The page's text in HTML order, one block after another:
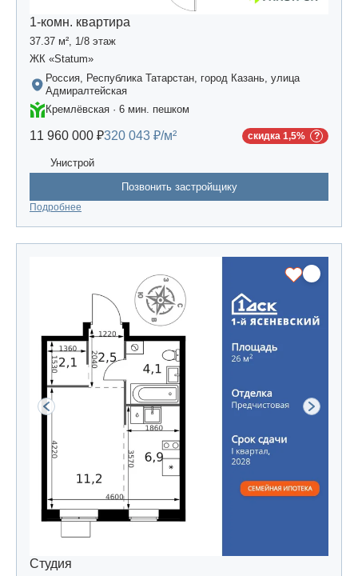
1-комн. квартира
37.37 м², 1/8 этаж
ЖК «Statum»
Россия, Республика Татарстан, город Казань, улица
Адмиралтейская
Кремлёвская · 6 мин. пешком
11 960 000 ₽320 043 ₽/м² скидка 1,5%
Унистрой
Позвонить застройщику
Подробнее
Студия